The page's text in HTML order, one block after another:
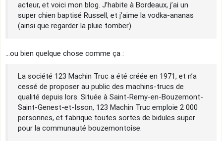
acteur, et voici mon blog. J’habite à Bordeaux, j’ai un
super chien baptisé Russell, et j’aime la vodka-ananas
(ainsi que regarder la pluie tomber).
…ou bien quelque chose comme ça :
La société 123 Machin Truc a été créée en 1971, et n’a
cessé de proposer au public des machins-trucs de
qualité depuis lors. Située à Saint-Remy-en-Bouzemont-
Saint-Genest-et-Isson, 123 Machin Truc emploie 2 000
personnes, et fabrique toutes sortes de bidules super
pour la communauté bouzemontoise.